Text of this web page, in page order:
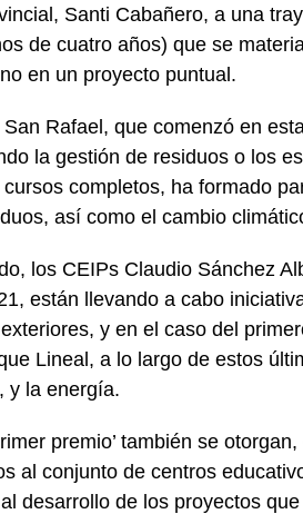
Santi Cabañero, a una
de cuatro años) que se
en un proyecto puntual.
Rafael, que comenzó en
la gestión de residuos o los
completos, ha formado
así como el cambio
los CEIPs Claudio Sánchez
están llevando a cabo
y en el caso del
Lineal, a lo largo de estos
y la energía.
premio’ también se
al conjunto de centros
desarrollo de los proyectos